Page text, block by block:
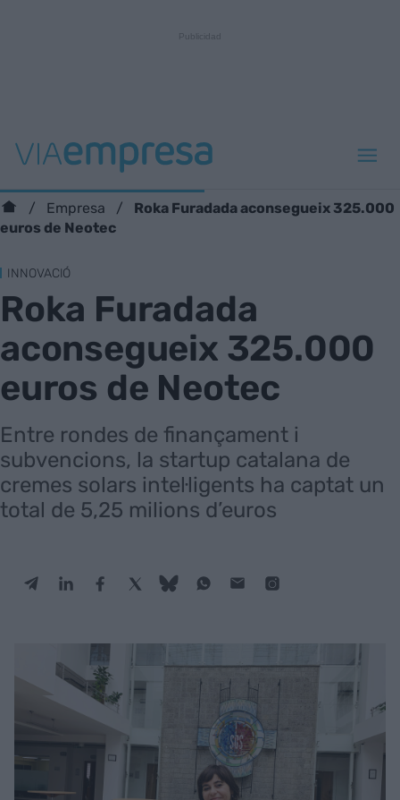
Empresa
Roka Furadada aconsegueix 325.000
euros de Neotec
INNOVACIÓ
Roka Furadada
aconsegueix 325.000
euros de Neotec
Entre rondes de finançament i
subvencions, la startup catalana de
cremes solars intel·ligents ha captat un
total de 5,25 milions d’euros